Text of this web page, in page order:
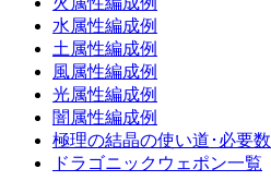
水属性編成例
土属性編成例
風属性編成例
光属性編成例
闇属性編成例
極理の結晶の使い道･必要数
ドラゴニックウェポン一覧